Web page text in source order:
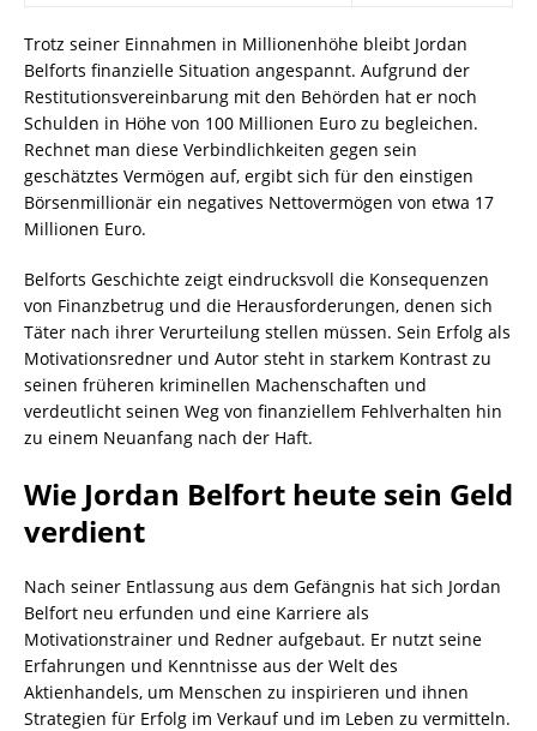
Trotz seiner Einnahmen in Millionenhöhe bleibt Jordan
Belforts finanzielle Situation angespannt. Aufgrund der
Restitutionsvereinbarung mit den Behörden hat er noch
Schulden in Höhe von 100 Millionen Euro zu begleichen.
Rechnet man diese Verbindlichkeiten gegen sein
geschätztes Vermögen auf, ergibt sich für den einstigen
Börsenmillionär ein negatives Nettovermögen von etwa 17
Millionen Euro.
Belforts Geschichte zeigt eindrucksvoll die Konsequenzen
von Finanzbetrug und die Herausforderungen, denen sich
Täter nach ihrer Verurteilung stellen müssen. Sein Erfolg als
Motivationsredner und Autor steht in starkem Kontrast zu
seinen früheren kriminellen Machenschaften und
verdeutlicht seinen Weg von finanziellem Fehlverhalten hin
zu einem Neuanfang nach der Haft.
Wie Jordan Belfort heute sein Geld
verdient
Nach seiner Entlassung aus dem Gefängnis hat sich Jordan
Belfort neu erfunden und eine Karriere als
Motivationstrainer und Redner aufgebaut. Er nutzt seine
Erfahrungen und Kenntnisse aus der Welt des
Aktienhandels, um Menschen zu inspirieren und ihnen
Strategien für Erfolg im Verkauf und im Leben zu vermitteln.